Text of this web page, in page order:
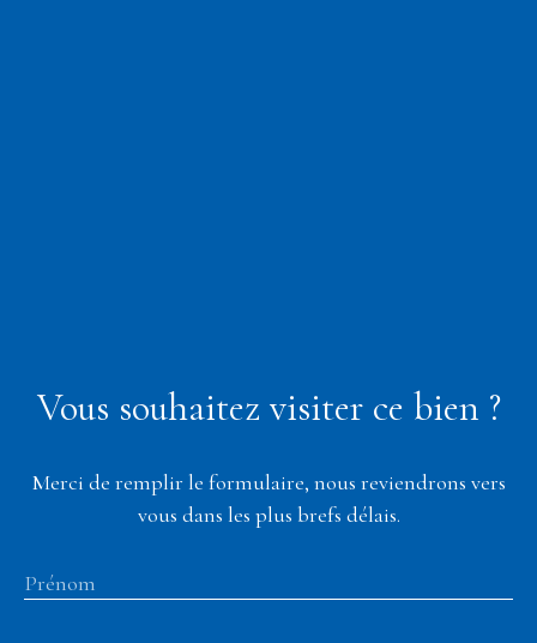
Vous souhaitez visiter ce bien ?
Merci de remplir le formulaire, nous reviendrons vers
vous dans les plus brefs délais.
Prénom